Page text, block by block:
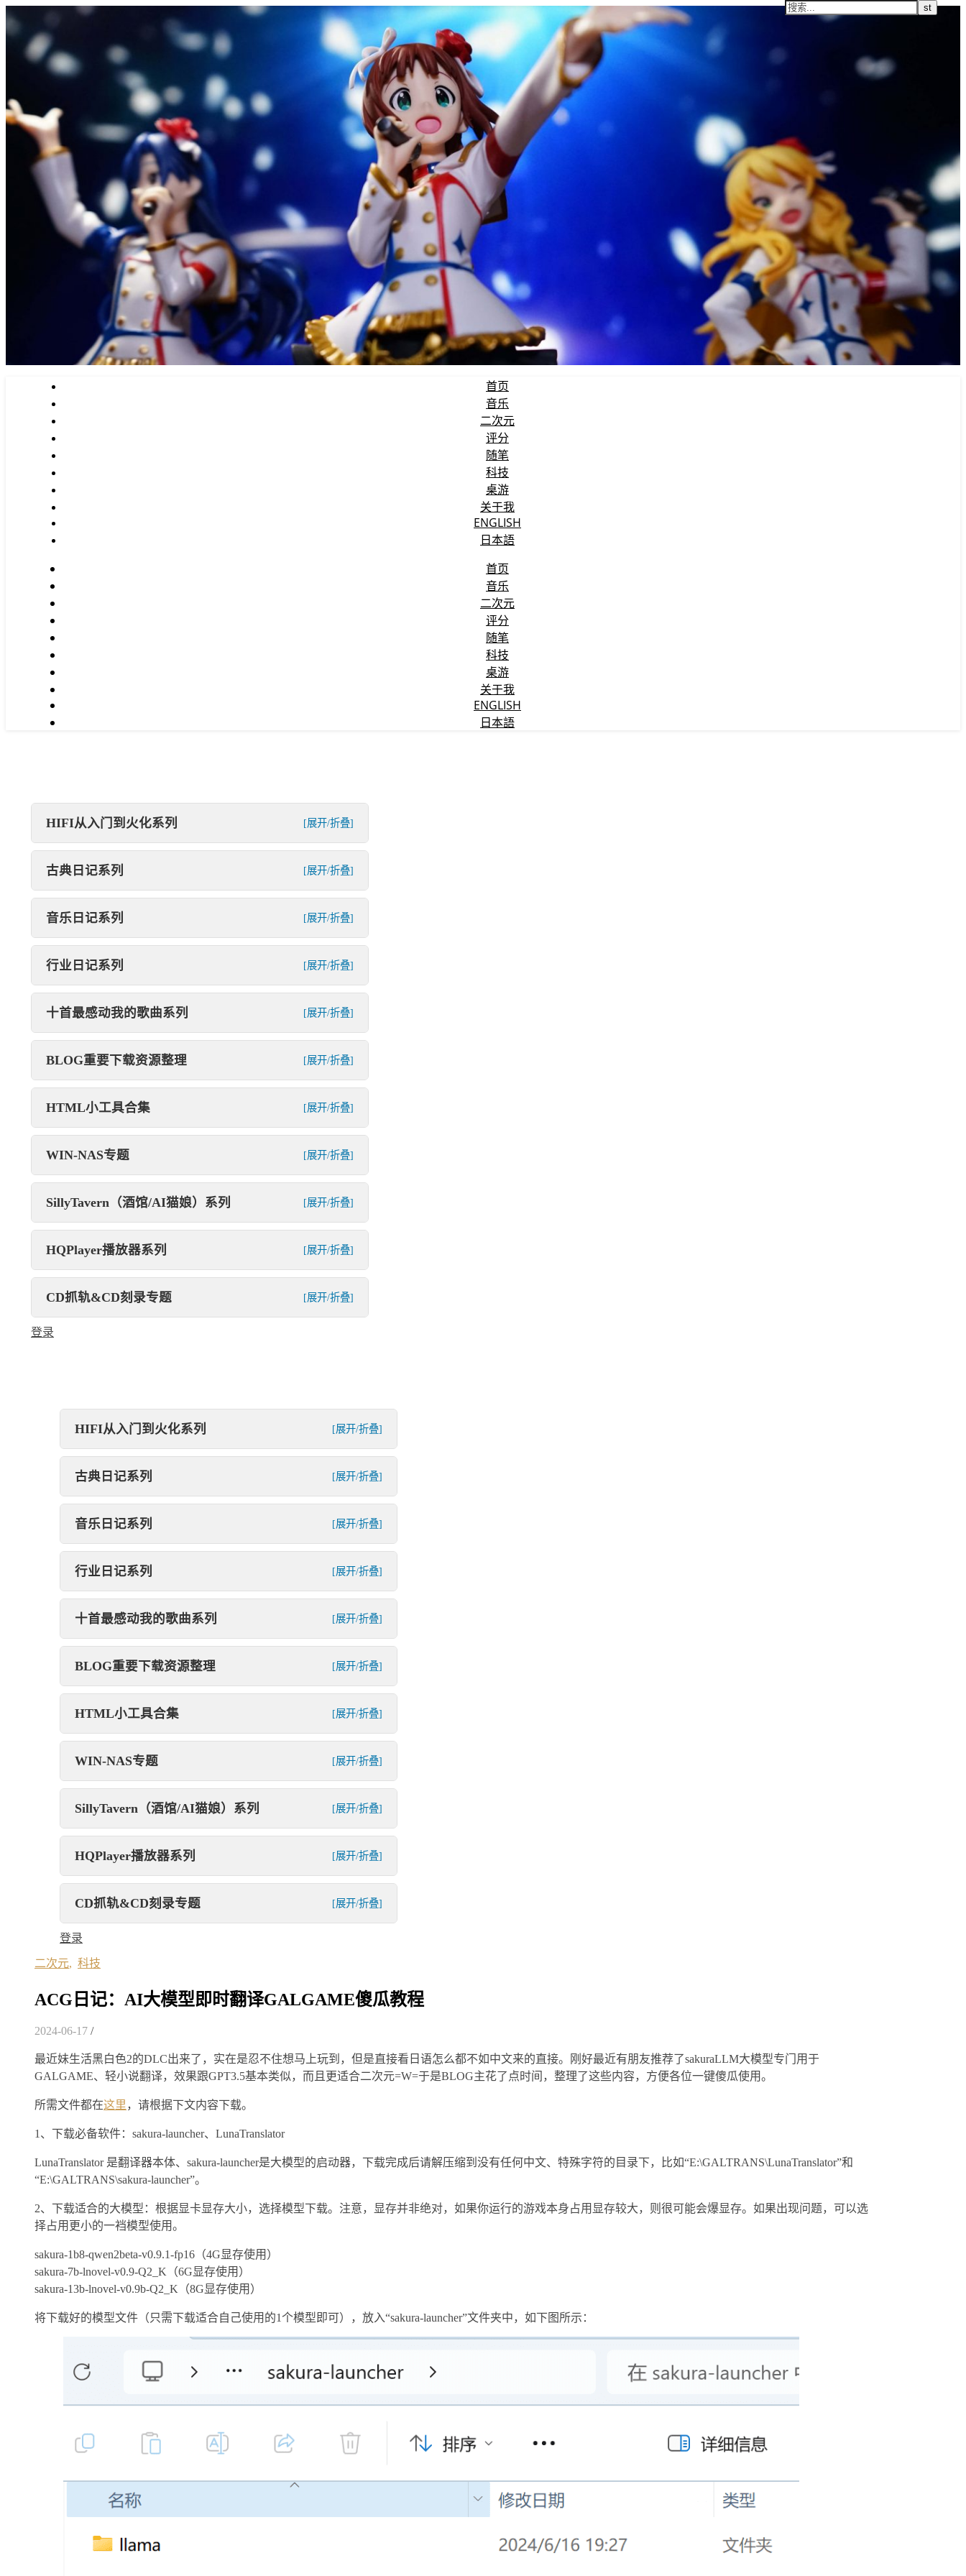
首页
音乐
二次元
评分
随笔
科技
桌游
关于我
ENGLISH
日本語
首页
音乐
二次元
评分
随笔
科技
桌游
关于我
ENGLISH
日本語
HIFI从入门到火化系列 [展开/折叠]
古典日记系列 [展开/折叠]
音乐日记系列 [展开/折叠]
行业日记系列 [展开/折叠]
十首最感动我的歌曲系列 [展开/折叠]
BLOG重要下载资源整理 [展开/折叠]
HTML小工具合集 [展开/折叠]
WIN-NAS专题 [展开/折叠]
SillyTavern（酒馆/AI猫娘）系列 [展开/折叠]
HQPlayer播放器系列 [展开/折叠]
CD抓轨&CD刻录专题 [展开/折叠]
登录
HIFI从入门到火化系列 [展开/折叠]
古典日记系列 [展开/折叠]
音乐日记系列 [展开/折叠]
行业日记系列 [展开/折叠]
十首最感动我的歌曲系列 [展开/折叠]
BLOG重要下载资源整理 [展开/折叠]
HTML小工具合集 [展开/折叠]
WIN-NAS专题 [展开/折叠]
SillyTavern（酒馆/AI猫娘）系列 [展开/折叠]
HQPlayer播放器系列 [展开/折叠]
CD抓轨&CD刻录专题 [展开/折叠]
登录
二次元, 科技
ACG日记：AI大模型即时翻译GALGAME傻瓜教程
2024-06-17 /
最近妹生活黑白色2的DLC出来了，实在是忍不住想马上玩到，但是直接看日语怎么都不如中文来的直接。刚好最近有朋友推荐了sakuraLLM大模型专门用于
GALGAME、轻小说翻译，效果跟GPT3.5基本类似，而且更适合二次元=W=于是BLOG主花了点时间，整理了这些内容，方便各位一键傻瓜使用。
所需文件都在这里，请根据下文内容下载。
1、下载必备软件：sakura-launcher、LunaTranslator
LunaTranslator 是翻译器本体、sakura-launcher是大模型的启动器，下载完成后请解压缩到没有任何中文、特殊字符的目录下，比如“E:\GALTRANS\LunaTranslator”和
“E:\GALTRANS\sakura-launcher”。
2、下载适合的大模型：根据显卡显存大小，选择模型下载。注意，显存并非绝对，如果你运行的游戏本身占用显存较大，则很可能会爆显存。如果出现问题，可以选
择占用更小的一裆模型使用。
sakura-1b8-qwen2beta-v0.9.1-fp16（4G显存使用）
sakura-7b-lnovel-v0.9-Q2_K（6G显存使用）
sakura-13b-lnovel-v0.9b-Q2_K（8G显存使用）
将下载好的模型文件（只需下载适合自己使用的1个模型即可），放入“sakura-launcher”文件夹中，如下图所示：